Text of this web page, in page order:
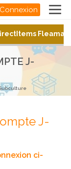
Connexion
J-
J-
ci-